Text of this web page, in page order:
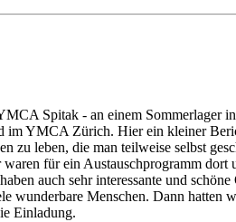
Spitak - an einem Sommerlager
im YMCA Zürich. Hier ein kleiner
leben, die man teilweise selbst
für ein Austauschprogramm
auch sehr interessante und
Menschen. Dann hatten
Einladung.